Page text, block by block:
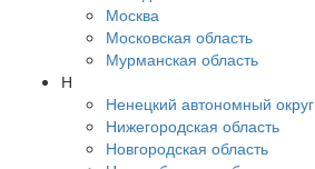
Москва
Московская область
Мурманская область
Н
Ненецкий автономный округ
Нижегородская область
Новгородская область